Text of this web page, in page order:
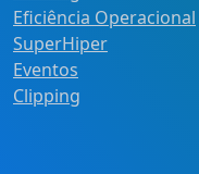
Eficiência Operacional
SuperHiper
Eventos
Clipping